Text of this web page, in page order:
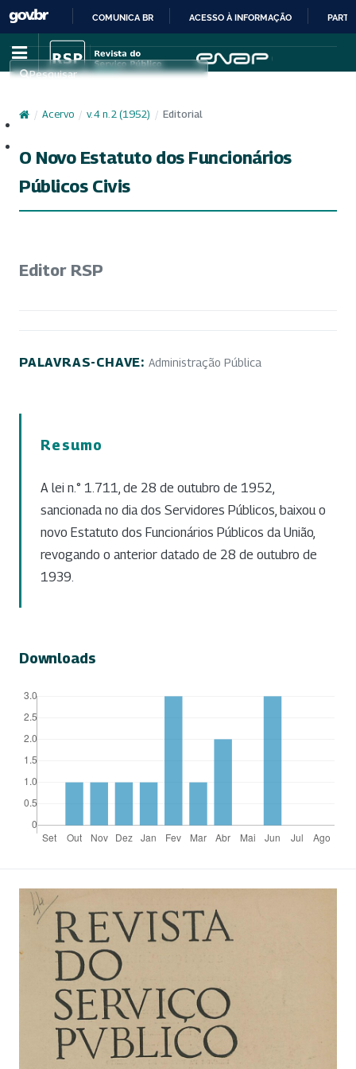
IR
PARA
CONTEÚDO
COMUNICA BR ACESSO À INFORMAÇÃO
Pesquisar
/ Acervo / v. 4 n. 2 (1952) / Editorial
O Novo Estatuto dos Funcionários
Públicos Civis
Editor RSP
PALAVRAS-CHAVE: Administração Pública
Resumo
A lei n.° 1.711, de 28 de outubro de 1952,
sancionada no dia dos Servidores Públicos, baixou o
novo Estatuto dos Funcionários Públicos da União,
revogando o anterior datado de 28 de outubro de
1939.
Downloads